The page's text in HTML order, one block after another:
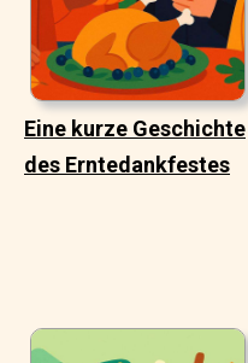
Eine kurze Geschichte
des Erntedankfestes